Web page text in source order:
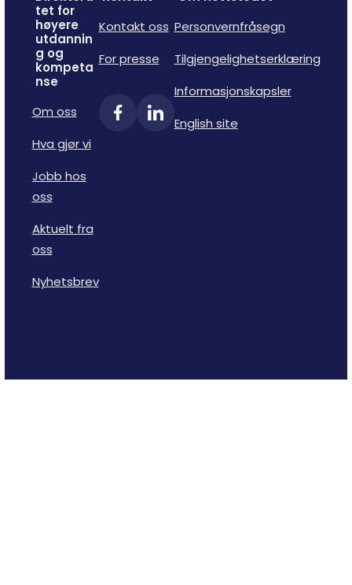
tet for
høyere
utdannin
g og
kompeta
nse
Om oss
Hva gjør vi
Jobb hos
oss
Aktuelt fra
oss
Nyhetsbrev
Kontakt oss
For presse
Personvernfråsegn
Tilgjengelighetserklæring
Informasjonskapsler
English site